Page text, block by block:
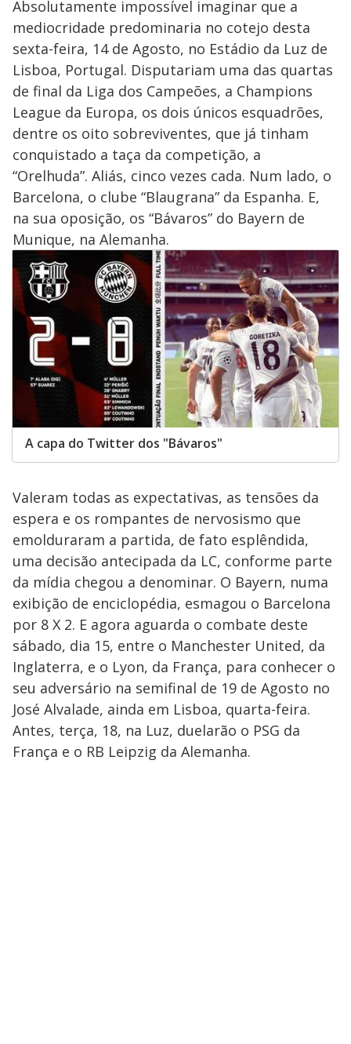
Absolutamente impossível imaginar que a
mediocridade predominaria no cotejo desta
sexta-feira, 14 de Agosto, no Estádio da Luz de
Lisboa, Portugal. Disputariam uma das quartas
de final da Liga dos Campeões, a Champions
League da Europa, os dois únicos esquadrões,
dentre os oito sobreviventes, que já tinham
conquistado a taça da competição, a
“Orelhuda”. Aliás, cinco vezes cada. Num lado, o
Barcelona, o clube “Blaugrana” da Espanha. E,
na sua oposição, os “Bávaros” do Bayern de
Munique, na Alemanha.
A capa do Twitter dos "Bávaros"
Valeram todas as expectativas, as tensões da
espera e os rompantes de nervosismo que
emolduraram a partida, de fato esplêndida,
uma decisão antecipada da LC, conforme parte
da mídia chegou a denominar. O Bayern, numa
exibição de enciclopédia, esmagou o Barcelona
por 8 X 2. E agora aguarda o combate deste
sábado, dia 15, entre o Manchester United, da
Inglaterra, e o Lyon, da França, para conhecer o
seu adversário na semifinal de 19 de Agosto no
José Alvalade, ainda em Lisboa, quarta-feira.
Antes, terça, 18, na Luz, duelarão o PSG da
França e o RB Leipzig da Alemanha.